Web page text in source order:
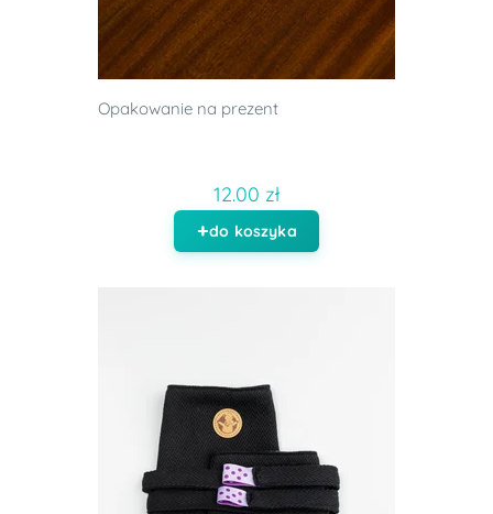
Opakowanie na prezent
12.00 zł
do koszyka